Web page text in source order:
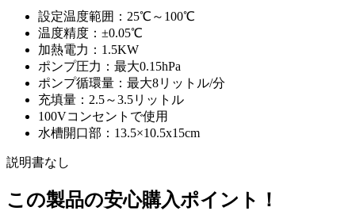
設定温度範囲：25℃～100℃
温度精度：±0.05℃
加熱電力：1.5KW
ポンプ圧力：最大0.15hPa
ポンプ循環量：最大8リットル/分
充填量：2.5～3.5リットル
100Vコンセントで使用
水槽開口部：13.5×10.5x15cm
説明書なし
この製品の安心購入ポイント！